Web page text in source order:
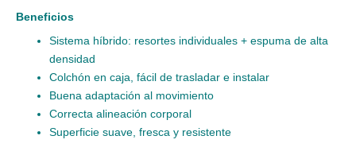
Beneficios
Sistema híbrido: resortes individuales + espuma de alta
densidad
Colchón en caja, fácil de trasladar e instalar
Buena adaptación al movimiento
Correcta alineación corporal
Superficie suave, fresca y resistente